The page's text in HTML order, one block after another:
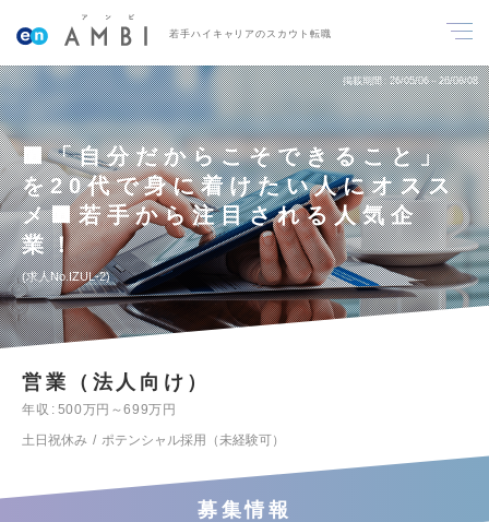
若手ハイキャリアのスカウト転職
掲載期間 26/05/06～26/08/08
🟧「自分だからこそできること」
を20代で身に着けたい人にオスス
メ🟧若手から注目される人気企
業！
求人No.IZUL-2
営業（法人向け）
年収
500万円～699万円
土日祝休み
ポテンシャル採用（未経験可）
募集情報